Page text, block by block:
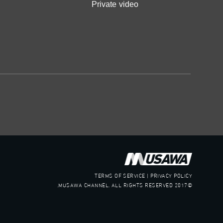
Private video
TERMS OF SERVICE | PRIVACY POLICY
©2017 MUSAWA CHANNEL. ALL RIGHTS RESERVED.